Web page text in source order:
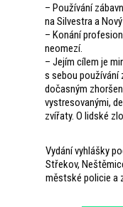
– Používání
na Silvestra a
– Konání
neomezí.
– Jejím cílem je
s sebou používání
dočasným
vystresovanými,
zvířaty. O lidské
Vydání vyhlášky
Střekov,
městské policie a